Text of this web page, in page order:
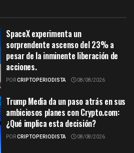
SpaceX experimenta un
sorprendente ascenso del 23% a
pesar de la inminente liberación de
acciones.
PORCRIPTOPERIODISTA 08/08/2026
Trump Media da un paso atrás en sus
ambiciosos planes con Crypto.com:
¿Qué implica esta decisión?
PORCRIPTOPERIODISTA 08/08/2026